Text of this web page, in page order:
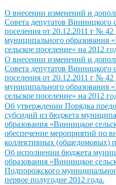
О внесении изменений и
Совета депутатов Винницкого
поселения от 20.12.2011 г №
муниципального образования
сельское поселение» на 2012
О внесении изменений и
Совета депутатов Винницкого
поселения от 20.12.2011 г №
муниципального образования
сельское поселение» на 2012
Об утверждении Порядка
субсидий из бюджета
образования «Винницкое
обеспечение мероприятий по
коллективных (общедомовых)
Об исполнении бюджета
образования «Винницкое
Подпорожского
первое полугодие 2012 года.